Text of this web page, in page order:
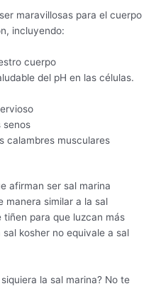
maravillosas para el cuerpo
incluyendo:
cuerpo
del pH en las células.
senos
calambres musculares
afirman ser sal marina
manera similar a la sal
para que luzcan más
kosher no equivale a sal
la sal marina? No te